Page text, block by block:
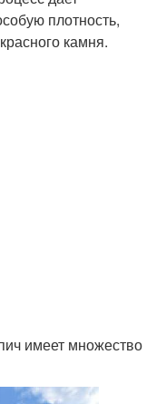
плотность,
камня.
имеет множество